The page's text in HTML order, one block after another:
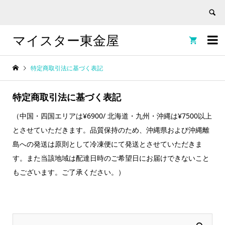

マイスター東金屋 
特定商取引法に基づく表記
特定商取引法に基づく表記
（中国・四国エリアは¥6900/ 北海道・九州・沖縄は¥7500以上
とさせていただきます。品質保持のため、沖縄県および沖縄離
島への発送は原則として冷凍便にて発送とさせていただきま
す。また当該地域は配達日時のご希望日にお届けできないこと
もございます。ご了承ください。）